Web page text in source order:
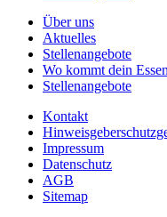
Über uns
Aktuelles
Stellenangebote
Wo kommt dein
Stellenangebote
Kontakt
Impressum
Datenschutz
AGB
Sitemap